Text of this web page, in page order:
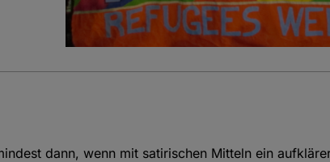
dann, wenn mit satirischen Mitteln ein